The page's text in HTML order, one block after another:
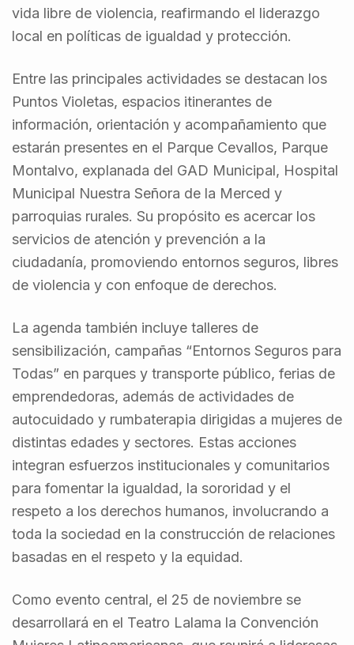
vida libre de violencia, reafirmando el liderazgo
local en políticas de igualdad y protección.
Entre las principales actividades se destacan los
Puntos Violetas, espacios itinerantes de
información, orientación y acompañamiento que
estarán presentes en el Parque Cevallos, Parque
Montalvo, explanada del GAD Municipal, Hospital
Municipal Nuestra Señora de la Merced y
parroquias rurales. Su propósito es acercar los
servicios de atención y prevención a la
ciudadanía, promoviendo entornos seguros, libres
de violencia y con enfoque de derechos.
La agenda también incluye talleres de
sensibilización, campañas “Entornos Seguros para
Todas” en parques y transporte público, ferias de
emprendedoras, además de actividades de
autocuidado y rumbaterapia dirigidas a mujeres de
distintas edades y sectores. Estas acciones
integran esfuerzos institucionales y comunitarios
para fomentar la igualdad, la sororidad y el
respeto a los derechos humanos, involucrando a
toda la sociedad en la construcción de relaciones
basadas en el respeto y la equidad.
Como evento central, el 25 de noviembre se
desarrollará en el Teatro Lalama la Convención